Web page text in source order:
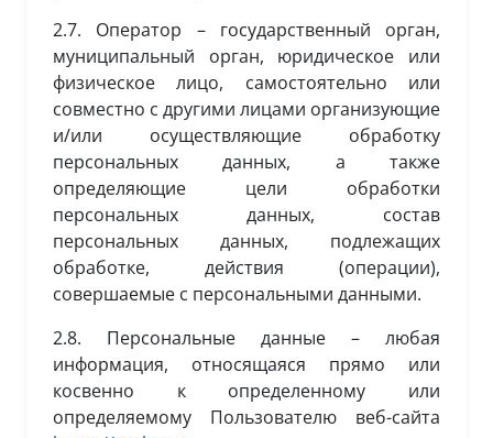
2.7. Оператор – государственный орган,
муниципальный орган, юридическое или
физическое лицо, самостоятельно или
совместно с другими лицами организующие
и/или осуществляющие обработку
персональных данных, а также
определяющие цели обработки
персональных данных, состав
персональных данных, подлежащих
обработке, действия (операции),
совершаемые с персональными данными.
2.8. Персональные данные – любая
информация, относящаяся прямо или
косвенно к определенному или
определяемому Пользователю веб-сайта